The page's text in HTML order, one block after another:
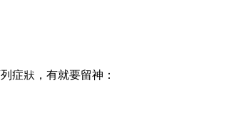
症狀，有就要留神：